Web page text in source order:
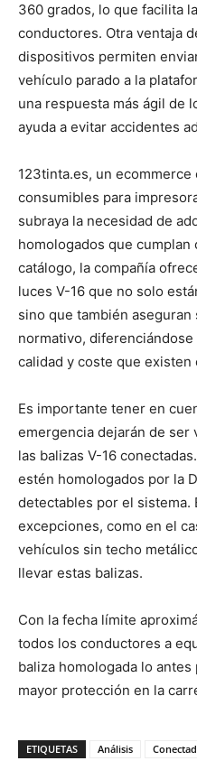
360 grados, lo que facilita
conductores. Otra ventaja
dispositivos permiten
vehículo parado a la
una respuesta más ágil de
ayuda a evitar accidentes
123tinta.es, un ecommerce
consumibles para
subraya la necesidad de
homologados que cumplan
catálogo, la compañía
luces V-16 que no solo
sino que también
normativo,
calidad y coste que existen
Es importante tener en
emergencia dejarán de ser
las balizas V-16
estén homologados por la
detectables por el sistema.
excepciones, como en el
vehículos sin techo
llevar estas balizas.
Con la fecha límite
todos los conductores a
baliza homologada lo
mayor protección en la
ETIQUETAS Análisis